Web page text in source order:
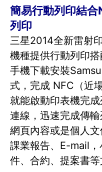
簡易行動列印結合
列印
三星2014全新雷射
機種提供行動列印
手機下載安裝
式，完成 NFC（近
就能啟動印表機完
連線，迅速完成傳
網頁內容或是個人文
課業報告、E-mail
件、合約、提案書等